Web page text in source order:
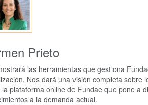
Prieto
las herramientas que gestiona
Nos dará una visión completa sobre
plataforma online de Fundae que pone a
a la demanda actual.